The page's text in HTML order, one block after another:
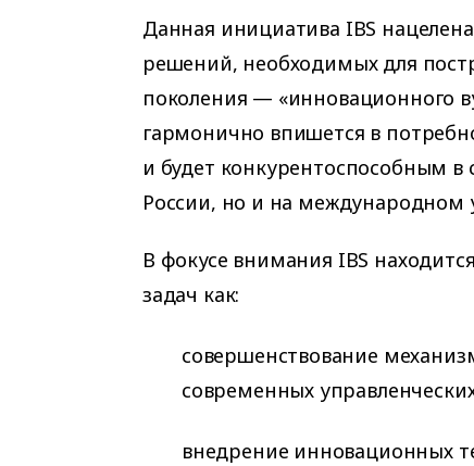
Данная инициатива IBS
решений, необходимых для
поколения — «инновационного
гармонично впишется в
и будет конкурентоспособным в
России, но и на международном
В фокусе внимания IBS
задач как:
совершенствование
современных
внедрение инновационных